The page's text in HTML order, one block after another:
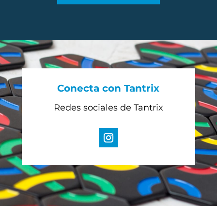
Conecta con Tantrix
Redes sociales de Tantrix